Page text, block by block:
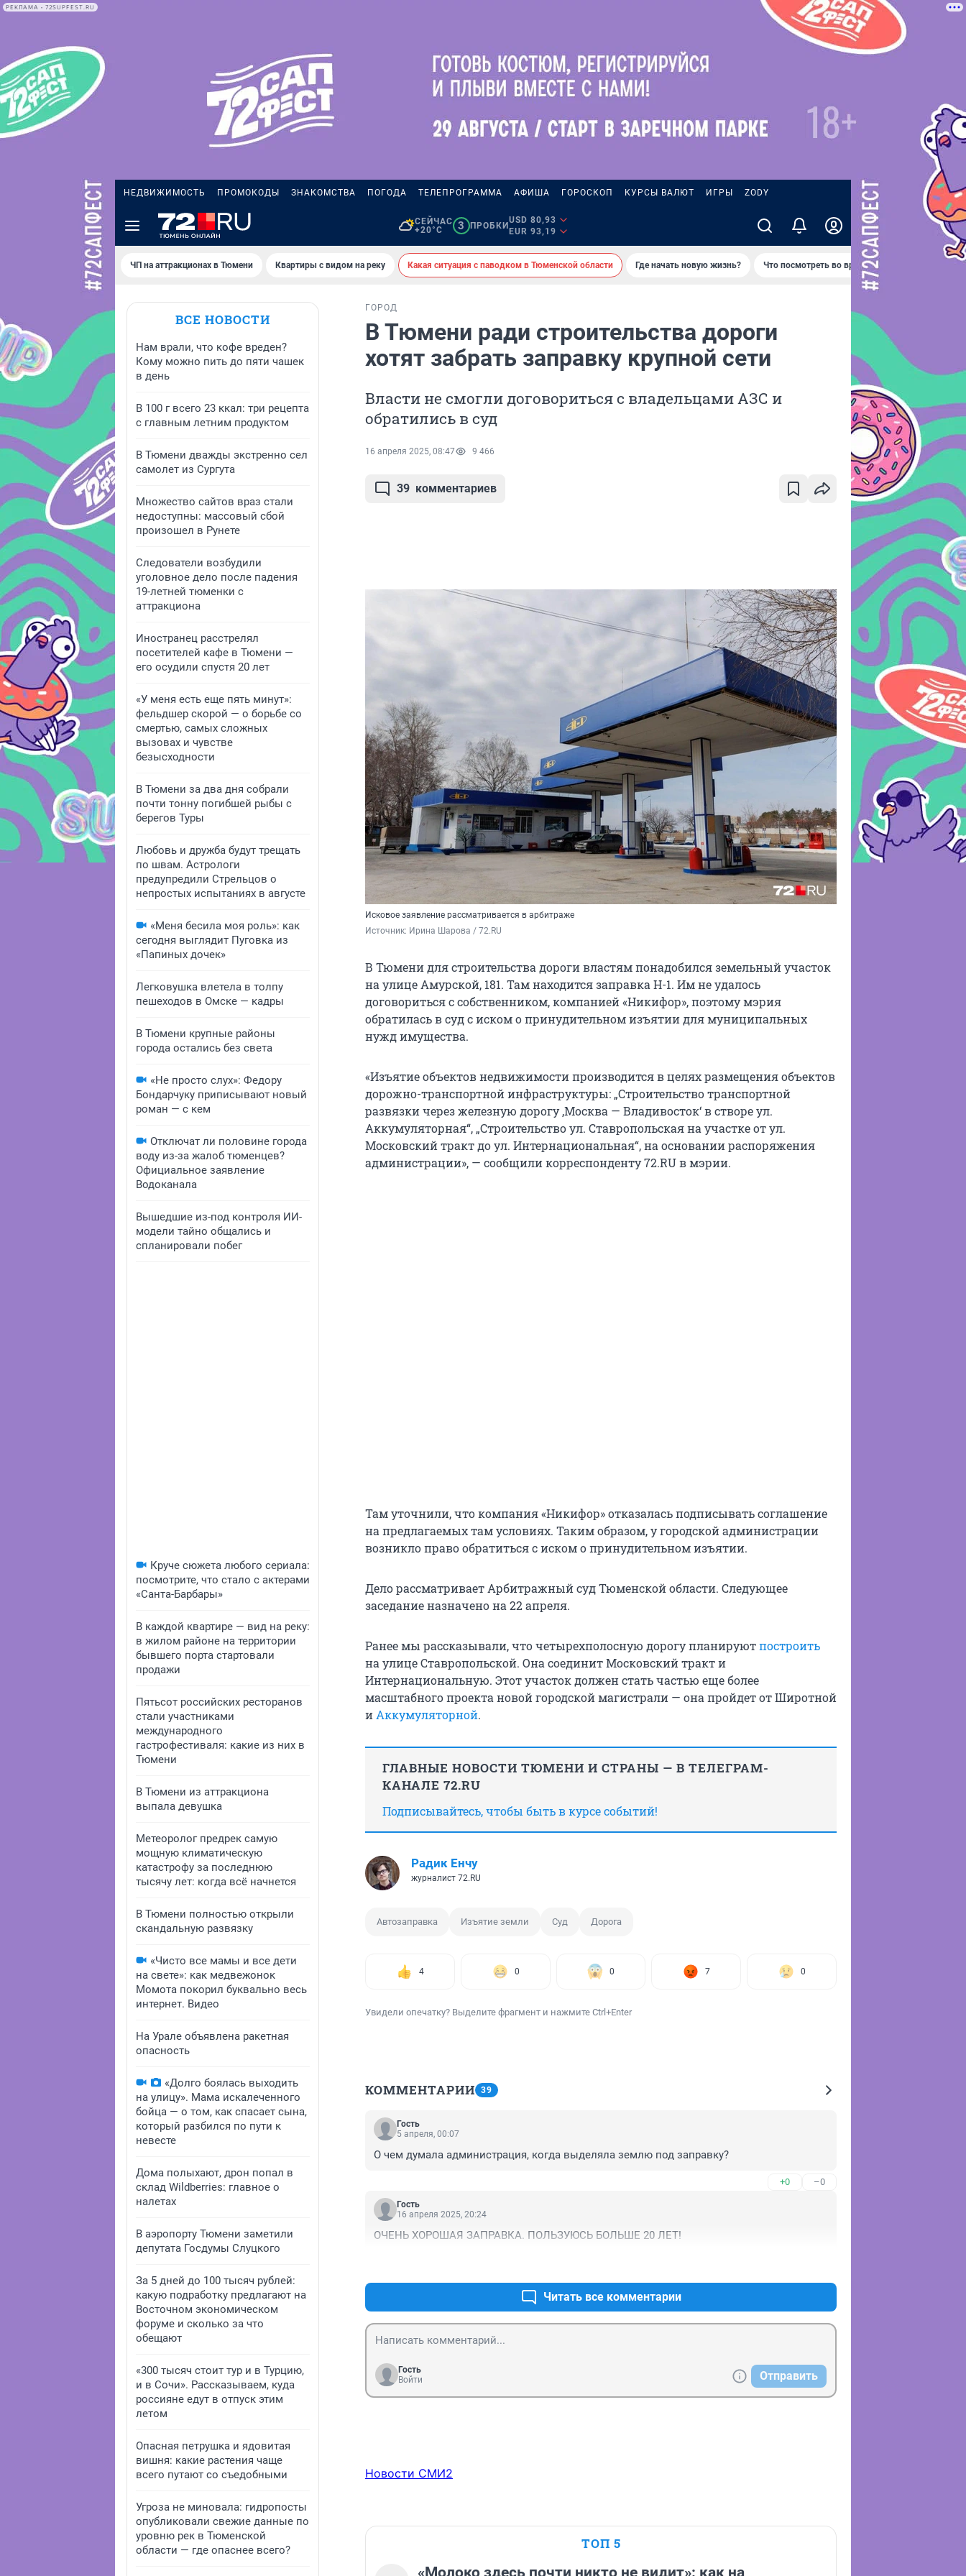
РЕКЛАМА • 72SUPFEST.RU
НЕДВИЖИМОСТЬ ПРОМОКОДЫ ЗНАКОМСТВА ПОГОДА ТЕЛЕПРОГРАММА АФИША ГОРОСКОП КУРСЫ ВАЛЮТ ИГРЫ ZODY
СЕЙЧАС
+20°C
3 ПРОБКИ
USD 80,93
EUR 93,19
ЧП на аттракционах в Тюмени Квартиры с видом на реку Какая ситуация с паводком в Тюменской области Где начать новую жизнь? Что посмотреть во время отпуска в
ВСЕ НОВОСТИ
Нам врали, что кофе вреден?
Кому можно пить до пяти чашек
в день
В 100 г всего 23 ккал: три рецепта
с главным летним продуктом
В Тюмени дважды экстренно сел
самолет из Сургута
Множество сайтов враз стали
недоступны: массовый сбой
произошел в Рунете
Следователи возбудили
уголовное дело после падения
19-летней тюменки с
аттракциона
Иностранец расстрелял
посетителей кафе в Тюмени —
его осудили спустя 20 лет
«У меня есть еще пять минут»:
фельдшер скорой — о борьбе со
смертью, самых сложных
вызовах и чувстве
безысходности
В Тюмени за два дня собрали
почти тонну погибшей рыбы с
берегов Туры
Любовь и дружба будут трещать
по швам. Астрологи
предупредили Стрельцов о
непростых испытаниях в августе
«Меня бесила моя роль»: как
сегодня выглядит Пуговка из
«Папиных дочек»
Легковушка влетела в толпу
пешеходов в Омске — кадры
В Тюмени крупные районы
города остались без света
«Не просто слух»: Федору
Бондарчуку приписывают новый
роман — с кем
Отключат ли половине города
воду из-за жалоб тюменцев?
Официальное заявление
Водоканала
Вышедшие из-под контроля ИИ-
модели тайно общались и
спланировали побег
Круче сюжета любого сериала:
посмотрите, что стало с актерами
«Санта-Барбары»
В каждой квартире — вид на реку:
в жилом районе на территории
бывшего порта стартовали
продажи
Пятьсот российских ресторанов
стали участниками
международного
гастрофестиваля: какие из них в
Тюмени
В Тюмени из аттракциона
выпала девушка
Метеоролог предрек самую
мощную климатическую
катастрофу за последнюю
тысячу лет: когда всё начнется
В Тюмени полностью открыли
скандальную развязку
«Чисто все мамы и все дети
на свете»: как медвежонок
Момота покорил буквально весь
интернет. Видео
На Урале объявлена ракетная
опасность
«Долго боялась выходить
на улицу». Мама искалеченного
бойца — о том, как спасает сына,
который разбился по пути к
невесте
Дома полыхают, дрон попал в
склад Wildberries: главное о
налетах
В аэропорту Тюмени заметили
депутата Госдумы Слуцкого
За 5 дней до 100 тысяч рублей:
какую подработку предлагают на
Восточном экономическом
форуме и сколько за что
обещают
«300 тысяч стоит тур и в Турцию,
и в Сочи». Рассказываем, куда
россияне едут в отпуск этим
летом
Опасная петрушка и ядовитая
вишня: какие растения чаще
всего путают со съедобными
Угроза не миновала: гидропосты
опубликовали свежие данные по
уровню рек в Тюменской
области — где опаснее всего?
ГОРОД
В Тюмени ради строительства дороги
хотят забрать заправку крупной сети
Власти не смогли договориться с владельцами АЗС и
обратились в суд
16 апреля 2025, 08:47 9 466
39 комментариев
Исковое заявление рассматривается в арбитраже
Источник: Ирина Шарова / 72.RU
В Тюмени для строительства дороги властям понадобился земельный участок
на улице Амурской, 181. Там находится заправка Н-1. Им не удалось
договориться с собственником, компанией «Никифор», поэтому мэрия
обратилась в суд с иском о принудительном изъятии для муниципальных
нужд имущества.
«Изъятие объектов недвижимости производится в целях размещения объектов
дорожно-транспортной инфраструктуры: „Строительство транспортной
развязки через железную дорогу ‚Москва — Владивосток‘ в створе ул.
Аккумуляторная“, „Строительство ул. Ставропольская на участке от ул.
Московский тракт до ул. Интернациональная“, на основании распоряжения
администрации», — сообщили корреспонденту 72.RU в мэрии.
Там уточнили, что компания «Никифор» отказалась подписывать соглашение
на предлагаемых там условиях. Таким образом, у городской администрации
возникло право обратиться с иском о принудительном изъятии.
Дело рассматривает Арбитражный суд Тюменской области. Следующее
заседание назначено на 22 апреля.
Ранее мы рассказывали, что четырехполосную дорогу планируютпостроить
на улице Ставропольской. Она соединит Московский тракт и
Интернациональную. Этот участок должен стать частью еще более
масштабного проекта новой городской магистрали — она пройдет от Широтной
и Аккумуляторной.
ГЛАВНЫЕ НОВОСТИ ТЮМЕНИ И СТРАНЫ — В ТЕЛЕГРАМ-
КАНАЛЕ 72.RU
Подписывайтесь, чтобы быть в курсе событий!
Радик Енчу
журналист 72.RU
Автозаправка Изъятие земли Суд Дорога
4 0 0 7 0
Увидели опечатку? Выделите фрагмент и нажмите Ctrl+Enter
КОММЕНТАРИИ 39
Гость
5 апреля, 00:07
О чем думала администрация, когда выделяла землю под заправку?
+0 –0
Гость
16 апреля 2025, 20:24
ОЧЕНЬ ХОРОШАЯ ЗАПРАВКА. ПОЛЬЗУЮСЬ БОЛЬШЕ 20 ЛЕТ!
Читать все комментарии
Гость
Войти
Отправить
Новости СМИ2
ТОП 5
«Молоко здесь почти никто не видит»: как на